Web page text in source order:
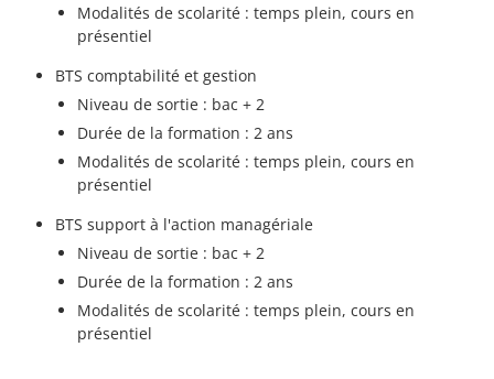
Modalités de scolarité : temps plein, cours en
présentiel
BTS comptabilité et gestion
Niveau de sortie : bac + 2
Durée de la formation : 2 ans
Modalités de scolarité : temps plein, cours en
présentiel
BTS support à l'action managériale
Niveau de sortie : bac + 2
Durée de la formation : 2 ans
Modalités de scolarité : temps plein, cours en
présentiel